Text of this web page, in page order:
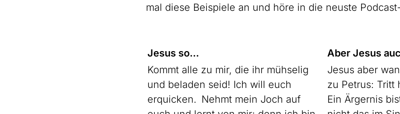
mal diese Beispiele an und höre in die neuste
Jesus so…
Aber Jesus
Kommt alle zu mir, die ihr mühselig
und beladen seid! Ich will euch
erquicken. Nehmt mein Joch auf
Jesus aber
zu Petrus: Tritt
Ein Ärgernis